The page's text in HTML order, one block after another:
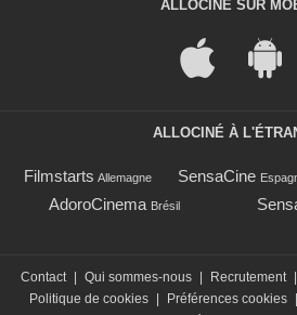
ALLOCINÉ SUR
ALLOCINÉ À
Filmstarts Allemagne SensaCine
AdoroCinema Brésil
Contact Qui sommes-nous Recrutement
Politique de cookies
Préférences cookies